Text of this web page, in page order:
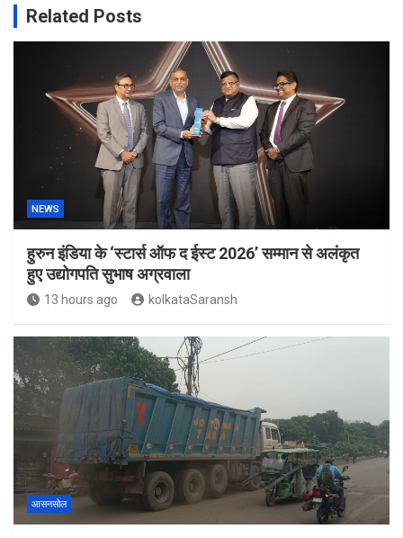
Related Posts
NEWS
हुरुन इंडिया के ‘स्टार्स ऑफ द ईस्ट 2026’ सम्मान से अलंकृत
हुए उद्योगपति सुभाष अग्रवाला
13 hours ago kolkataSaransh
आसनसोल